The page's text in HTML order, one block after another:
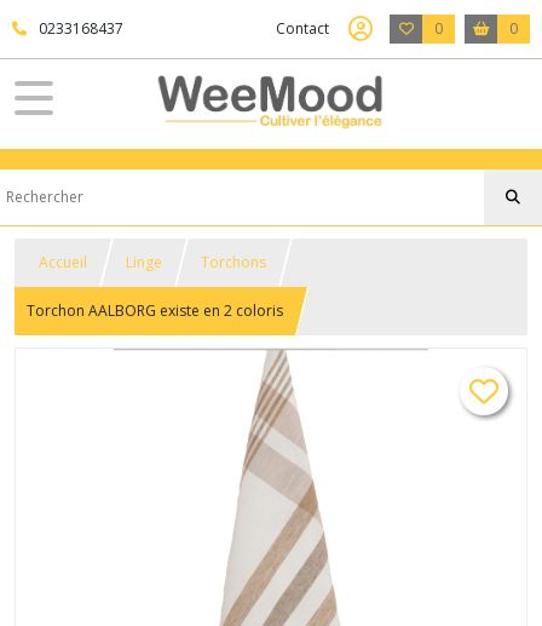
0233168437 Contact 0 0
Accueil Linge Torchons
Torchon AALBORG existe en 2 coloris